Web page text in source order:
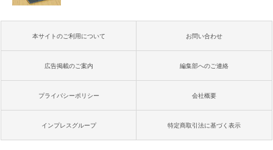
本サイトのご利用について お問い合わせ
広告掲載のご案内 編集部へのご連絡
プライバシーポリシー 会社概要
インプレスグループ 特定商取引法に基づく表示